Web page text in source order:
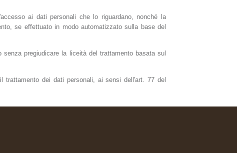
ai dati personali che lo riguardano, nonché la
se effettuato in modo automatizzato sulla base del
pregiudicare la liceità del trattamento basata sul
trattamento dei dati personali, ai sensi dell'art. 77 del